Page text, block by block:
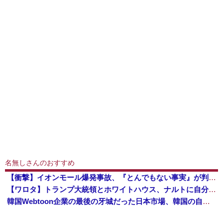
名無しさんのおすすめ
【衝撃】イオンモール爆発事故、『とんでもない事実』が判明してしまう・・・・・・
【ワロタ】トランプ大統領とホワイトハウス、ナルトに自分の顔を合成して投稿 日本政府が苦言「公的機関であっても許諾が必要」
韓国Webtoon企業の最後の牙城だった日本市場、韓国の自慢の種だった某アプリが遂に……